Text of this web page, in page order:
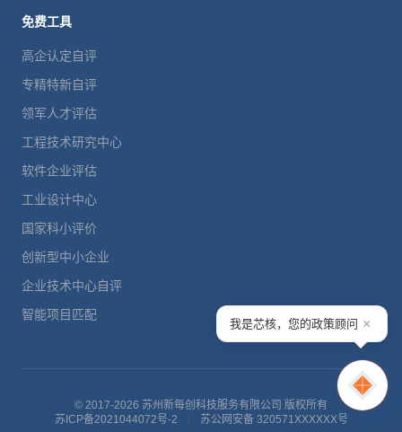
免费工具
高企认定自评
专精特新自评
领军人才评估
工程技术研究中心
软件企业评估
工业设计中心
国家科小评价
创新型中小企业
企业技术中心自评
智能项目匹配
© 2017-2026 苏州新每创科技服务有限公司 版权所有
苏ICP备2021044072号-2
苏公网安备 320571XXXXXX号
我是芯核，您的政策顾问 ×